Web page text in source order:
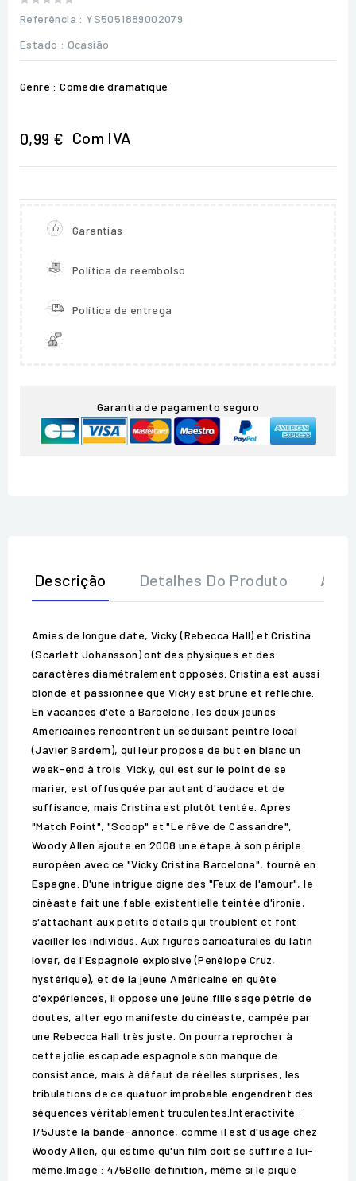
Referência : YS5051889002079
Estado : Ocasião
Genre : Comédie dramatique
0,99 € Com IVA
Garantias
Política de reembolso
Política de entrega
Garantia de pagamento seguro
Descrição Detalhes Do Produto
Amies de longue date, Vicky (Rebecca Hall) et Cristina
(Scarlett Johansson) ont des physiques et des
caractères diamétralement opposés. Cristina est aussi
blonde et passionnée que Vicky est brune et réfléchie.
En vacances d'été à Barcelone, les deux jeunes
Américaines rencontrent un séduisant peintre local
(Javier Bardem), qui leur propose de but en blanc un
week-end à trois. Vicky, qui est sur le point de se
marier, est offusquée par autant d'audace et de
suffisance, mais Cristina est plutôt tentée. Après
"Match Point", "Scoop" et "Le rêve de Cassandre",
Woody Allen ajoute en 2008 une étape à son périple
européen avec ce "Vicky Cristina Barcelona", tourné en
Espagne. D'une intrigue digne des "Feux de l'amour", le
cinéaste fait une fable existentielle teintée d'ironie,
s'attachant aux petits détails qui troublent et font
vaciller les individus. Aux figures caricaturales du latin
lover, de l'Espagnole explosive (Penélope Cruz,
hystérique), et de la jeune Américaine en quête
d'expériences, il oppose une jeune fille sage pétrie de
doutes, alter ego manifeste du cinéaste, campée par
une Rebecca Hall très juste. On pourra reprocher à
cette jolie escapade espagnole son manque de
consistance, mais à défaut de réelles surprises, les
tribulations de ce quatuor improbable engendrent des
séquences véritablement truculentes.Interactivité :
1/5Juste la bande-annonce, comme il est d'usage chez
Woody Allen, qui estime qu'un film doit se suffire à lui-
même.Image : 4/5Belle définition, même si le piqué